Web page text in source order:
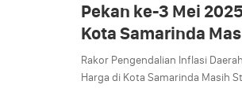
Pekan ke-3 Mei
Kota Samarinda
Rakor Pengendalian Inflasi
Harga di Kota Samarinda Masih